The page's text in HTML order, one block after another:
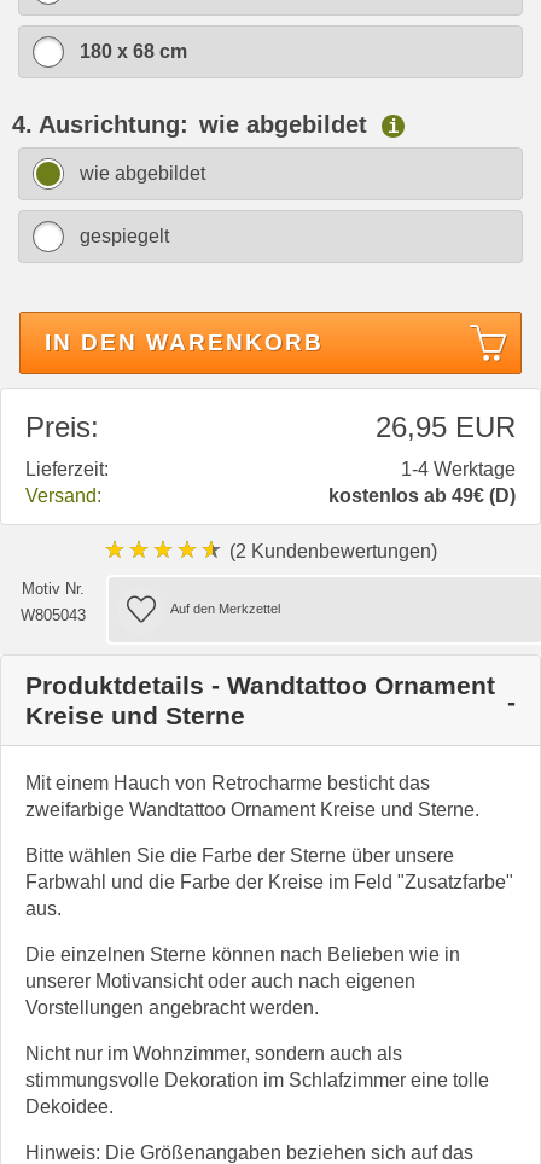
180 x 68 cm
4. Ausrichtung: wie abgebildet i
wie abgebildet
gespiegelt
IN DEN WARENKORB
Preis: 26,95 EUR
Lieferzeit:
1-4 Werktage
Versand:
kostenlos ab 49€ (D)
★★★★★ (2 Kundenbewertungen)
Motiv Nr.
W805043
Produktdetails - Wandtattoo Ornament
Kreise und Sterne
Mit einem Hauch von Retrocharme besticht das
zweifarbige Wandtattoo Ornament Kreise und Sterne.
Bitte wählen Sie die Farbe der Sterne über unsere
Farbwahl und die Farbe der Kreise im Feld "Zusatzfarbe"
aus.
Die einzelnen Sterne können nach Belieben wie in
unserer Motivansicht oder auch nach eigenen
Vorstellungen angebracht werden.
Nicht nur im Wohnzimmer, sondern auch als
stimmungsvolle Dekoration im Schlafzimmer eine tolle
Dekoidee.
Hinweis: Die Größenangaben beziehen sich auf das